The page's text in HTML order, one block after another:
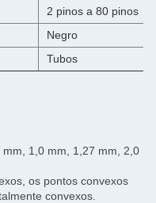
2 pinos a 80 pinos
Negro
Tubos
1,0 mm, 1,27 mm, 2,0
os pontos convexos
convexos.